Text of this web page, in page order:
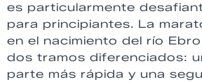
es particularmente
para principiantes. La
en el nacimiento del río
dos tramos diferenciados:
parte más rápida y una